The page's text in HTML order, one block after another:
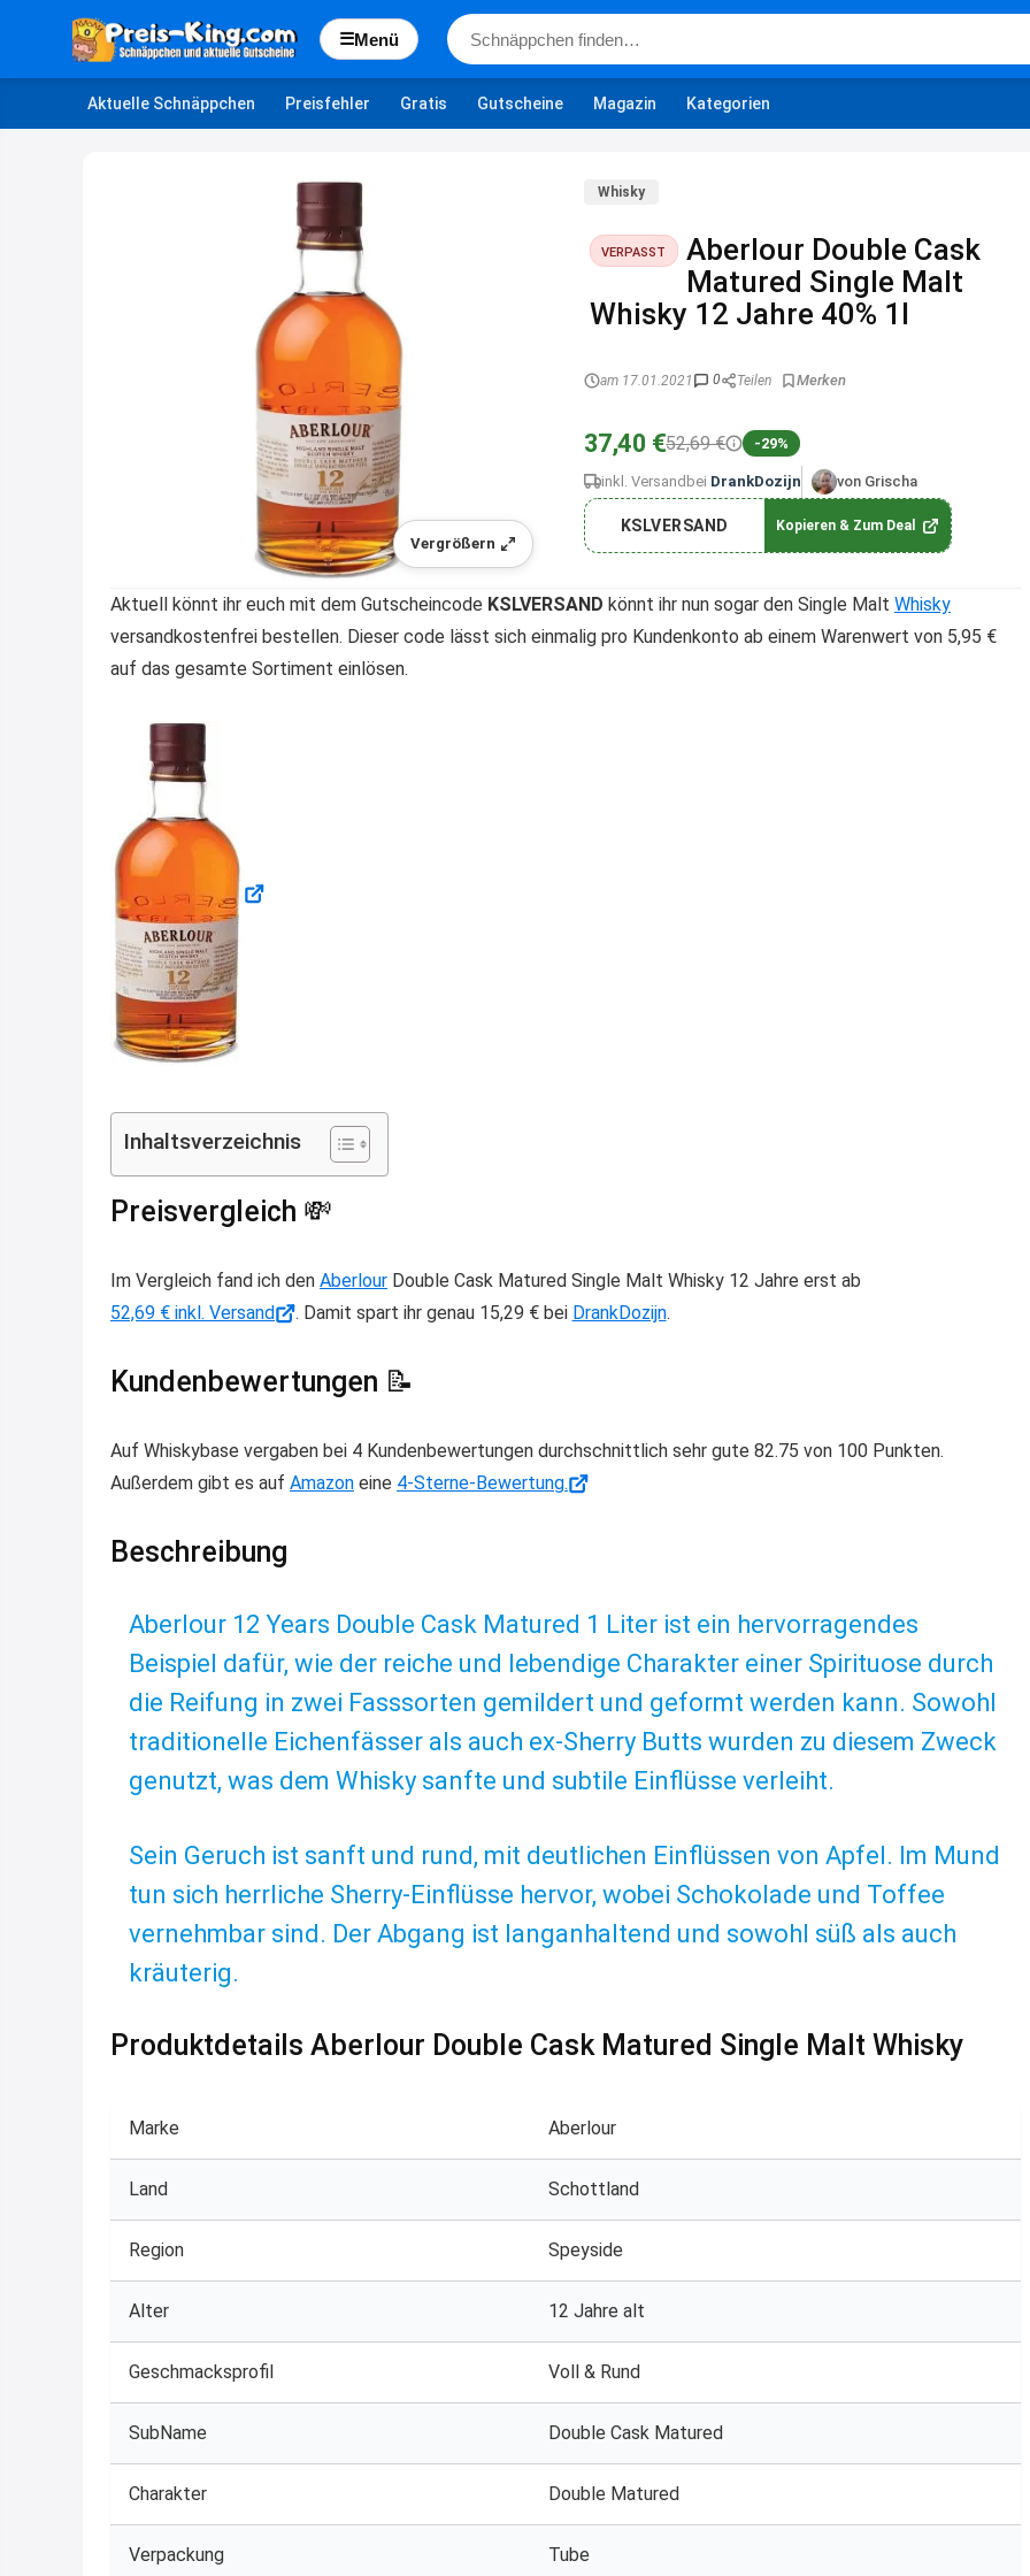
☰Menü
Aktuelle Schnäppchen Preisfehler Gratis Gutscheine Magazin Kategorien
Vergrößern
Whisky
VERPASST
Aberlour Double Cask
Matured Single Malt
Whisky 12 Jahre 40% 1l
am 17.01.2021 0 Teilen
37,40 €52,69 € -29%
inkl. Versand bei DrankDozijn von Grischa
KSLVERSAND Kopieren & Zum Deal
Aktuell könnt ihr euch mit dem Gutscheincode KSLVERSAND könnt ihr nun sogar den Single Malt Whisky
versandkostenfrei bestellen. Dieser code lässt sich einmalig pro Kundenkonto ab einem Warenwert von 5,95 €
auf das gesamte Sortiment einlösen.
Inhaltsverzeichnis
Preisvergleich 💸
Im Vergleich fand ich den Aberlour Double Cask Matured Single Malt Whisky 12 Jahre erst ab
52,69 € inkl. Versand
. Damit spart ihr genau 15,29 € bei DrankDozijn.
Kundenbewertungen 📝
Auf Whiskybase vergaben bei 4 Kundenbewertungen durchschnittlich sehr gute 82.75 von 100 Punkten.
Außerdem gibt es auf Amazon eine 4-Sterne-Bewertung.
Beschreibung
Aberlour 12 Years Double Cask Matured 1 Liter ist ein hervorragendes
Beispiel dafür, wie der reiche und lebendige Charakter einer Spirituose durch
die Reifung in zwei Fasssorten gemildert und geformt werden kann. Sowohl
traditionelle Eichenfässer als auch ex-Sherry Butts wurden zu diesem Zweck
genutzt, was dem Whisky sanfte und subtile Einflüsse verleiht.
Sein Geruch ist sanft und rund, mit deutlichen Einflüssen von Apfel. Im Mund
tun sich herrliche Sherry-Einflüsse hervor, wobei Schokolade und Toffee
vernehmbar sind. Der Abgang ist langanhaltend und sowohl süß als auch
kräuterig.
Produktdetails Aberlour Double Cask Matured Single Malt Whisky
Marke Aberlour
Land Schottland
Region Speyside
Alter 12 Jahre alt
Geschmacksprofil Voll & Rund
SubName Double Cask Matured
Charakter Double Matured
Verpackung Tube